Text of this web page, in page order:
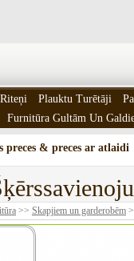
preces & preces ar atlaidi
>> Skapjiem un garderobēm
Plauktu Turētāji
Furnitūra Gultām Un